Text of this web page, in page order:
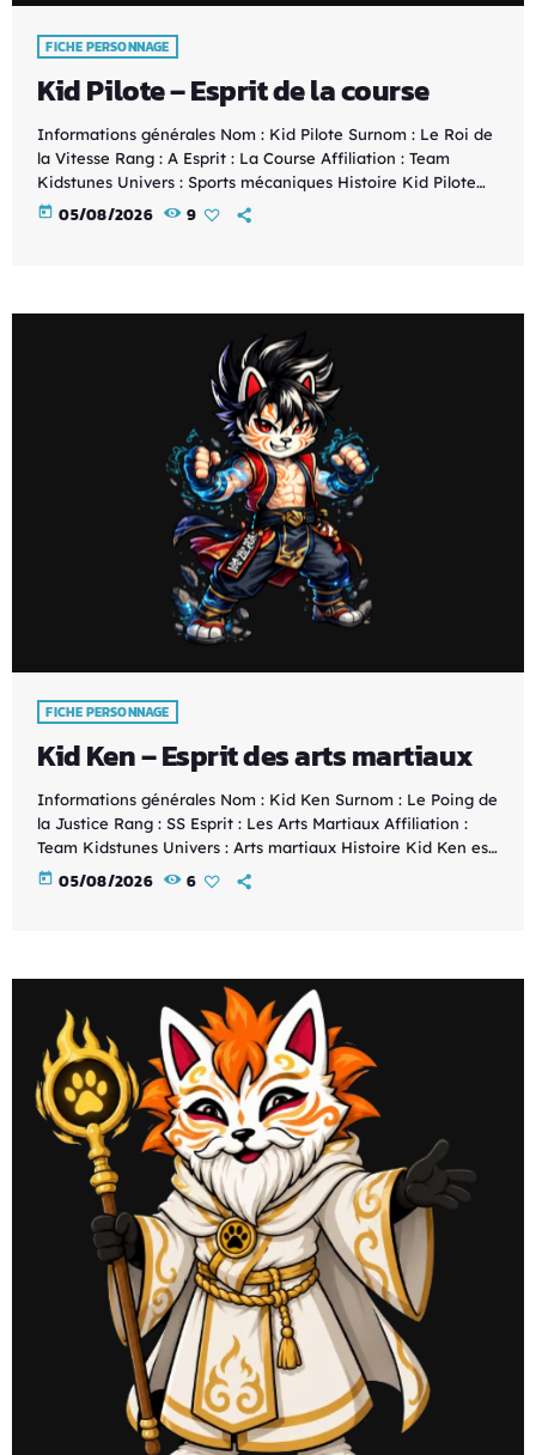
FICHE PERSONNAGE
Kid Pilote – Esprit de la course
Informations générales Nom : Kid Pilote Surnom : Le Roi de
la Vitesse Rang : A Esprit : La Course Affiliation : Team
Kidstunes Univers : Sports mécaniques Histoire Kid Pilote
est le champion des circuits de la Team Kidstunes. Guidé
par l'Esprit de la Course, il repousse sans cesse les limites de
today 05/08/2026 9
FICHE PERSONNAGE
Kid Ken – Esprit des arts martiaux
Informations générales Nom : Kid Ken Surnom : Le Poing de
la Justice Rang : SS Esprit : Les Arts Martiaux Affiliation :
Team Kidstunes Univers : Arts martiaux Histoire Kid Ken est
le plus grand maître des arts martiaux de la Team Kidstunes.
Héritier de l'Esprit des Arts Martiaux, il a consacré sa vie à
today 05/08/2026 6